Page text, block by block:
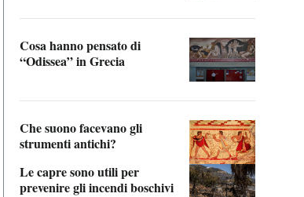
Cosa hanno pensato di
“Odissea” in Grecia
Che suono facevano gli
strumenti antichi?
Le capre sono utili per
prevenire gli incendi boschivi